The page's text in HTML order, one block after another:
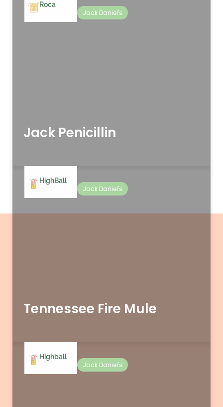
Roca
Jack Daniel's
Jack Penicillin
HighBall
Jack Daniel's
Tennessee Fire Mule
Highball
Jack Daniel's